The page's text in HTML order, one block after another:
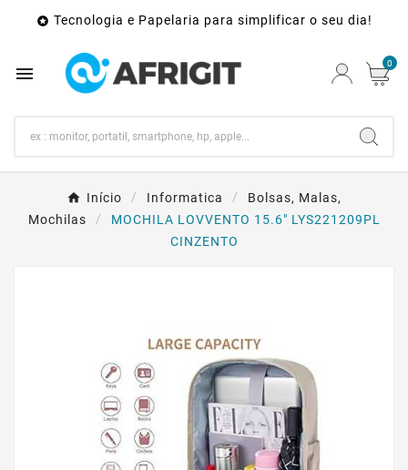
 Tecnologia e Papelaria para simplificar o seu dia!
 0
Início Informatica
Bolsas, Malas,
Mochilas
MOCHILA LOVVENTO 15.6" LYS221209PL
CINZENTO